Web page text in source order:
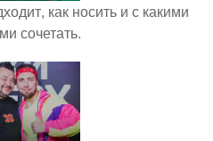
как носить и с какими
сочетать.